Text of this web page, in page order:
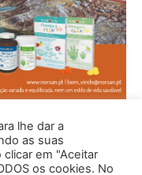
lhe dar a
as suas
em "Aceitar
os cookies. No